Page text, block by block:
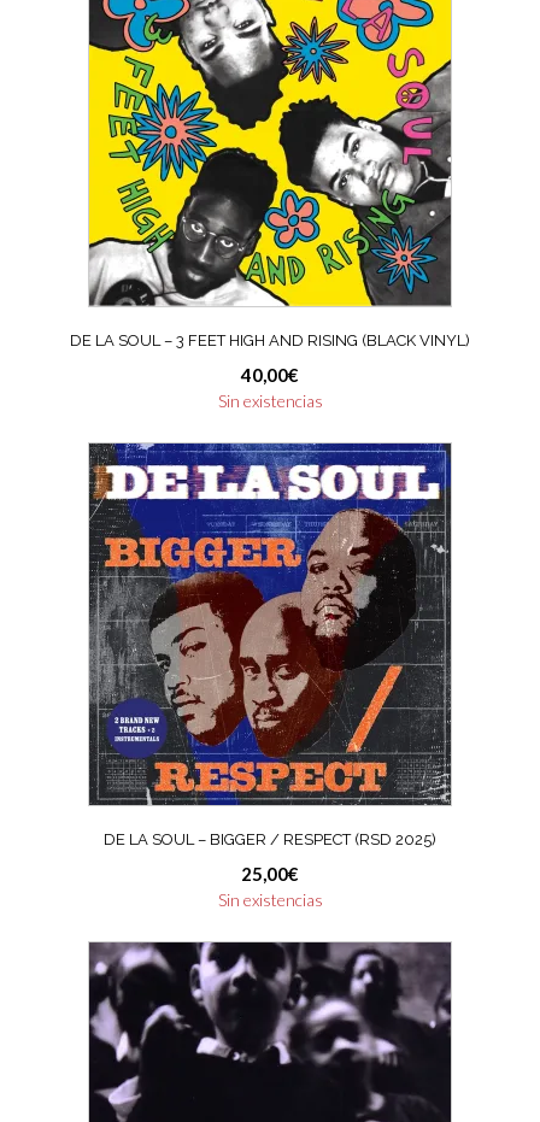
DE LA SOUL – 3 FEET HIGH AND RISING (BLACK VINYL)
40,00€
Sin existencias
DE LA SOUL – BIGGER / RESPECT (RSD 2025)
25,00€
Sin existencias